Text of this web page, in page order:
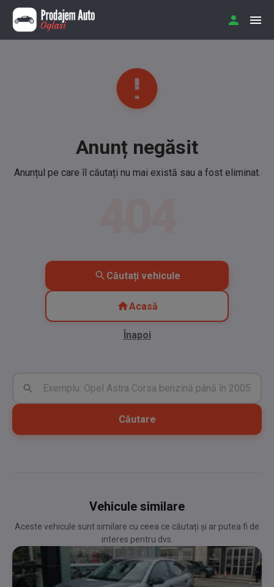
Anunț negăsit
Anunțul pe care îl căutați nu mai există sau a fost eliminat.
Căutați vehicule
Acasă
Înapoi
Căutare
Vehicule similare
Aceste vehicule sunt similare cu ceea ce căutați și ar putea fi de
interes pentru dvs.